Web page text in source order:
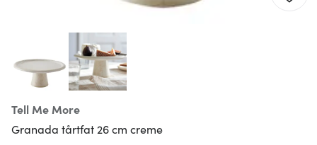
Tell Me More
Granada tårtfat 26 cm creme